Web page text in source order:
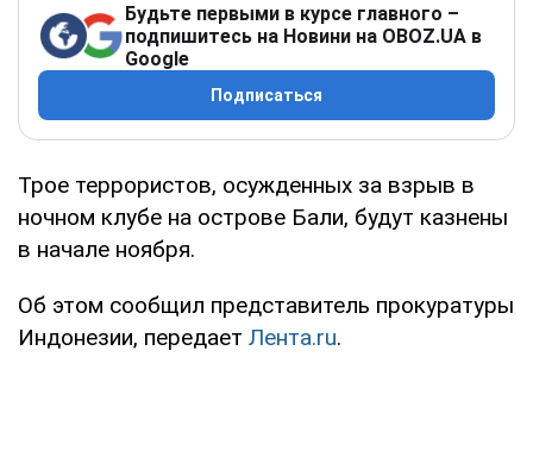
Будьте первыми в курсе главного –
подпишитесь на Новини на OBOZ.UA в
Google
Подписаться
Трое террористов, осужденных за взрыв в
ночном клубе на острове Бали, будут казнены
в начале ноября.
Об этом сообщил представитель прокуратуры
Индонезии, передает Лента.ru.